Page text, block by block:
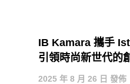
IB Kamara 攜手
引領時尚新世代的
2025 年 8 月 26 日 發佈